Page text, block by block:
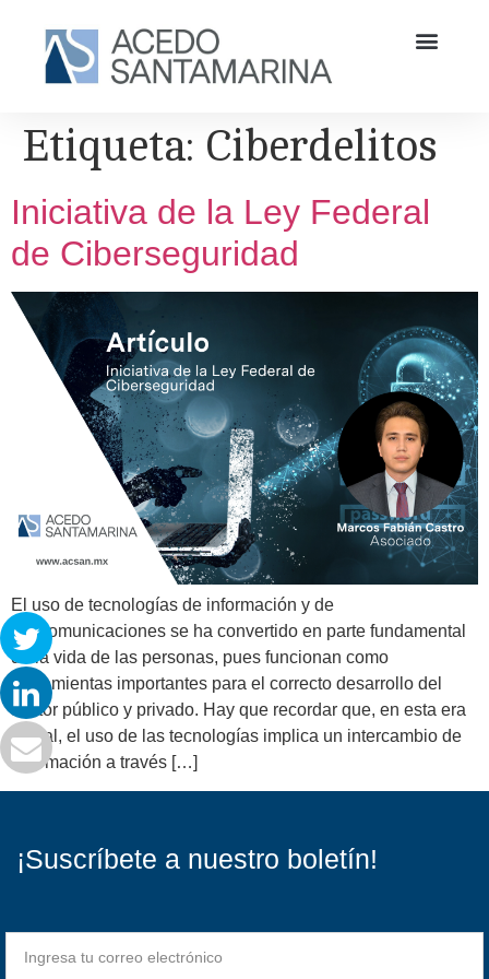
Etiqueta: Ciberdelitos
Iniciativa de la Ley Federal
de Ciberseguridad
El uso de tecnologías de información y de
telecomunicaciones se ha convertido en parte fundamental
de la vida de las personas, pues funcionan como
herramientas importantes para el correcto desarrollo del
sector público y privado. Hay que recordar que, en esta era
digital, el uso de las tecnologías implica un intercambio de
información a través […]
¡Suscríbete a nuestro boletín!